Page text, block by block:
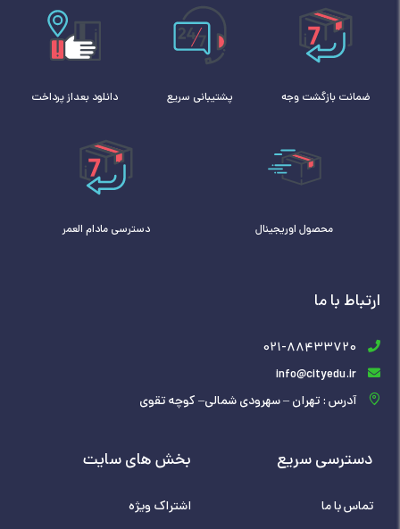
ضمانت بازگشت وجه پشتیبانی سریع دانلود بعداز پرداخت
محصول اوریجینال دسترسی مادام العمر
ارتباط با ما
021-88433720
info@cityedu.ir
آدرس : تهران – سهرودی شمالی– کوچه تقوی
دسترسی سریع
تماس با ما
بخش های سایت
اشتراک ویژه